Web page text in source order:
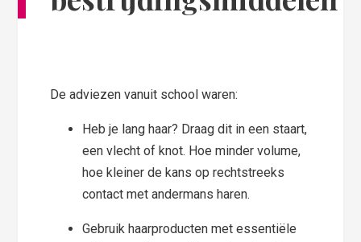
De adviezen vanuit school waren:
Heb je lang haar? Draag dit in een staart,
een vlecht of knot. Hoe minder volume,
hoe kleiner de kans op rechtstreeks
contact met andermans haren.
Gebruik haarproducten met essentiële